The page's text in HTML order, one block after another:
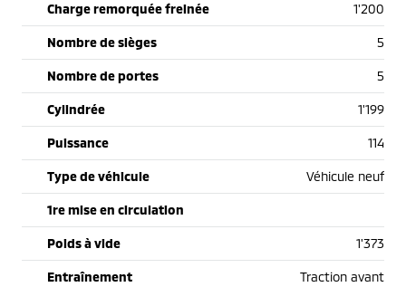
Charge remorquée freinée 1'200
Nombre de sièges 5
Nombre de portes 5
Cylindrée 1'199
Puissance 114
Type de véhicule Véhicule neuf
1re mise en circulation
Poids à vide 1'373
Entraînement Traction avant